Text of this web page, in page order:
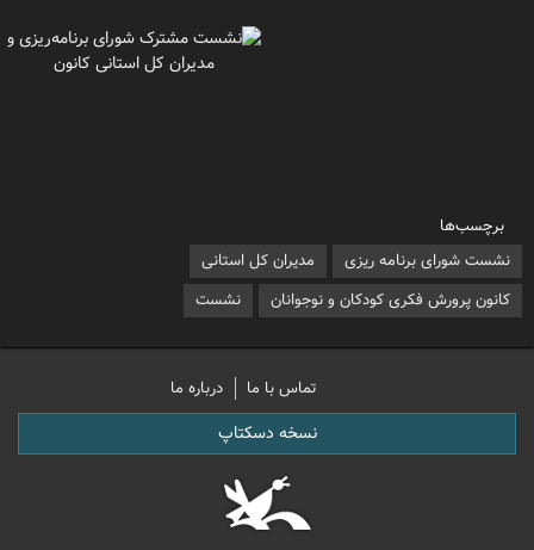
برچسب‌ها
نشست شورای برنامه ریزی
مدیران کل استانی
کانون پرورش فکری کودکان و نوجوانان
نشست
تماس با ما درباره ما
نسخه دسکتاپ